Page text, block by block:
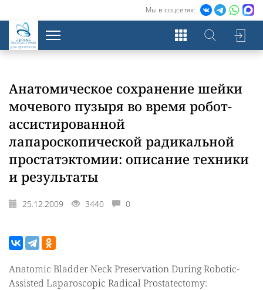
Мы в соцсетях:
Экосистема
для урологов
Анатомическое сохранение шейки
мочевого пузыря во время робот-
ассистированной
лапароскопической радикальной
простатэктомии: описание техники
и результаты
25.12.2009 3440 0
Anatomic Bladder Neck Preservation During Robotic-
Assisted Laparoscopic Radical Prostatectomy: